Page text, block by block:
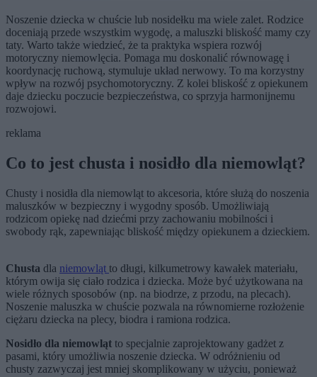
Noszenie dziecka w chuście lub nosidełku ma wiele zalet. Rodzice
doceniają przede wszystkim wygodę, a maluszki bliskość mamy czy
taty. Warto także wiedzieć, że ta praktyka wspiera rozwój
motoryczny niemowlęcia. Pomaga mu doskonalić równowagę i
koordynację ruchową, stymuluje układ nerwowy. To ma korzystny
wpływ na rozwój psychomotoryczny. Z kolei bliskość z opiekunem
daje dziecku poczucie bezpieczeństwa, co sprzyja harmonijnemu
rozwojowi.
reklama
Co to jest chusta i nosidło dla niemowląt?
Chusty i nosidła dla niemowląt to akcesoria, które służą do noszenia
maluszków w bezpieczny i wygodny sposób. Umożliwiają
rodzicom opiekę nad dziećmi przy zachowaniu mobilności i
swobody rąk, zapewniając bliskość między opiekunem a dzieckiem.
Chusta dla niemowląt to długi, kilkumetrowy kawałek materiału,
którym owija się ciało rodzica i dziecka. Może być użytkowana na
wiele różnych sposobów (np. na biodrze, z przodu, na plecach).
Noszenie maluszka w chuście pozwala na równomierne rozłożenie
ciężaru dziecka na plecy, biodra i ramiona rodzica.
Nosidło dla niemowląt to specjalnie zaprojektowany gadżet z
pasami, który umożliwia noszenie dziecka. W odróżnieniu od
chusty zazwyczaj jest mniej skomplikowany w użyciu, ponieważ